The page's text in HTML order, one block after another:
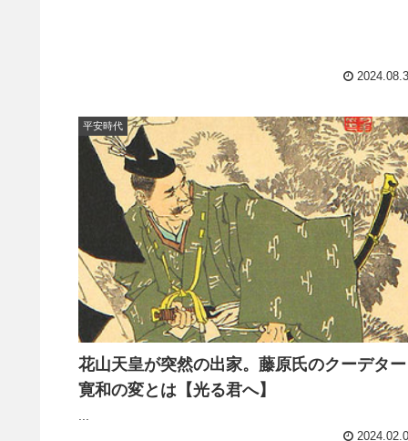
平安時代
花山天皇が突然の出家。藤原氏のクーデター
寛和の変とは【光る君へ】
...